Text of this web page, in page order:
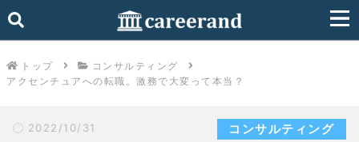
トップ
コンサルティング
アクセンチュアへの転職。激務で大変って本当？
2022/10/31 コンサルティング